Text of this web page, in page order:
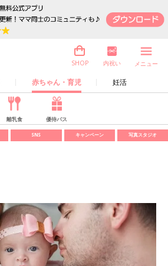
赤ちゃん・育児 妊活
SHOP 内祝い メニュー
離乳食 優待パス
SNS キャンペーン 写真スタジオ